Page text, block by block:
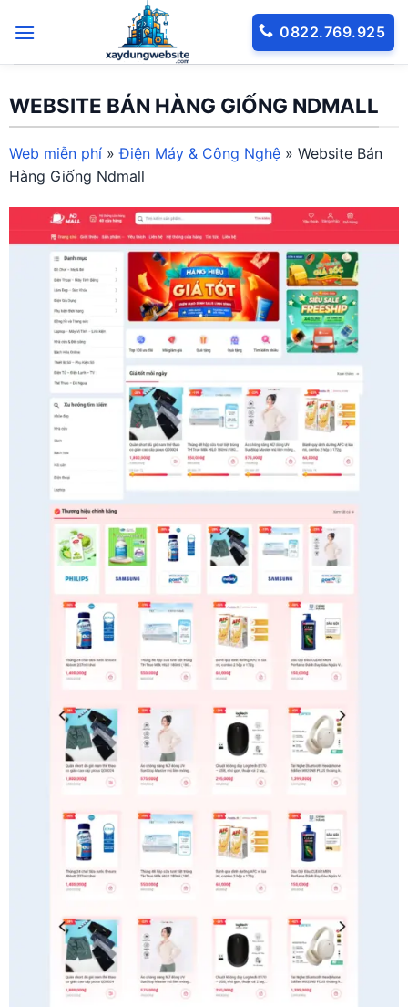
qua
0822.769.925
WEBSITE BÁN HÀNG GIỐNG NDMALL
Web miễn phí »Điện Máy & Công Nghệ » Website Bán
Hàng Giống Ndmall